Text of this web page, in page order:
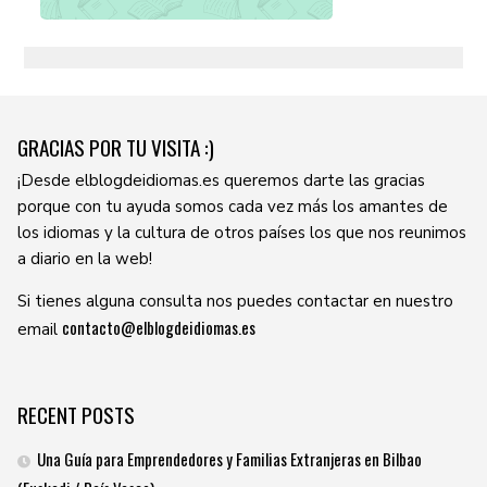
GRACIAS POR TU VISITA :)
¡Desde elblogdeidiomas.es queremos darte las gracias
porque con tu ayuda somos cada vez más los amantes de
los idiomas y la cultura de otros países los que nos reunimos
a diario en la web!
Si tienes alguna consulta nos puedes contactar en nuestro
email contacto@elblogdeidiomas.es
RECENT POSTS
Una Guía para Emprendedores y Familias Extranjeras en Bilbao